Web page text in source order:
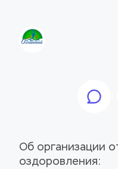
Об организации
оздоровления: